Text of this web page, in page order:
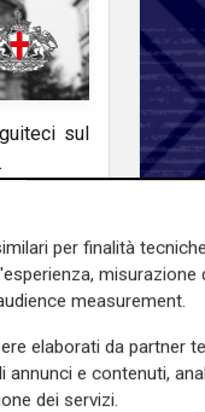
sul
.
16/
per finalità
measurement.
elaborati da partner
e contenuti,
dei servizi.